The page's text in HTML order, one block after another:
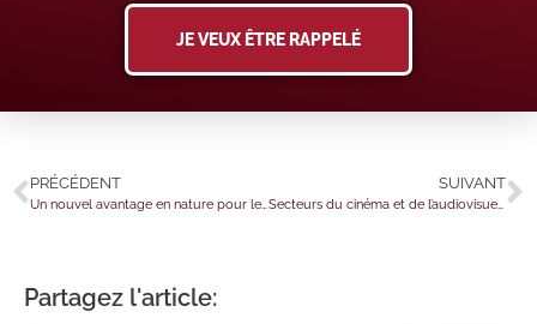
JE VEUX ÊTRE RAPPELÉ
PRÉCÉDENT
Un nouvel avantage en nature pour les salariés qui font garder leurs enfants en crèche ?
SUIVANT
Secteurs du cinéma et de l’audiovisuel : Bpifrance est à vos côtés !
Partagez l'article: